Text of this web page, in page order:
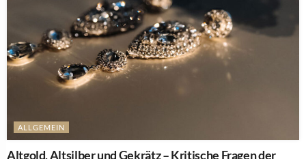
ALLGEMEIN
Altgold, Altsilber und Gekrätz – Kritische Fragen der